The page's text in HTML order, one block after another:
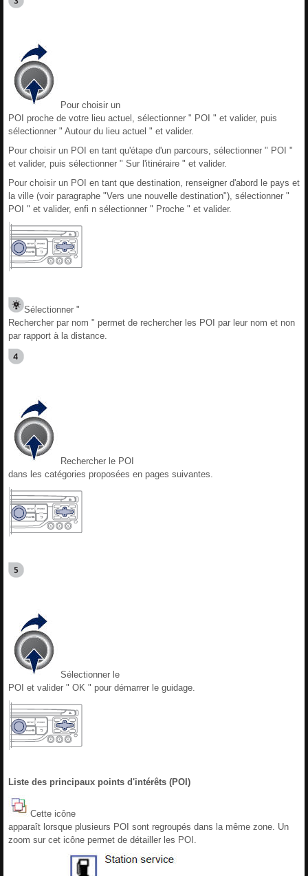
Pour choisir un
POI proche de votre lieu actuel, sélectionner " POI " et valider, puis
sélectionner " Autour du lieu actuel " et valider.
Pour choisir un POI en tant qu'étape d'un parcours, sélectionner " POI "
et valider, puis sélectionner " Sur l'itinéraire " et valider.
Pour choisir un POI en tant que destination, renseigner d'abord le pays et
la ville (voir paragraphe "Vers une nouvelle destination"), sélectionner "
POI " et valider, enfi n sélectionner " Proche " et valider.
Sélectionner "
Rechercher par nom " permet de rechercher les POI par leur nom et non
par rapport à la distance.
Rechercher le POI
dans les catégories proposées en pages suivantes.
Sélectionner le
POI et valider " OK " pour démarrer le guidage.
Liste des principaux points d'intérêts (POI)
Cette icône
apparaît lorsque plusieurs POI sont regroupés dans la même zone. Un
zoom sur cet icône permet de détailler les POI.